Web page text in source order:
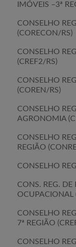
IMÓVEIS –3ª
CONSELHO
(CORECON/RS)
CONSELHO
(CREF2/RS)
CONSELHO
(COREN/RS)
CONSELHO
AGRONOMIA
CONSELHO
REGIÃO
CONSELHO
CONS. REG. DE
OCUPACIONAL
CONSELHO
7ª REGIÃO
CONSELHO